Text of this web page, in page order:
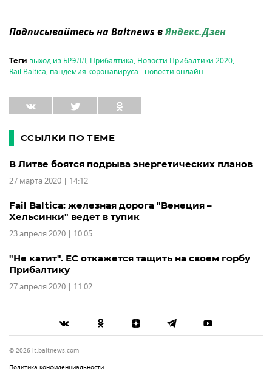
Подписывайтесь на Baltnews вЯндекс.Дзен
Теги выход из БРЭЛЛ, Прибалтика, Новости Прибалтики 2020,
Rail Baltica, пандемия коронавируса - новости онлайн
ССЫЛКИ ПО ТЕМЕ
В Литве боятся подрыва энергетических планов
27 марта 2020 | 14:12
Fail Baltica: железная дорога "Венеция –
Хельсинки" ведет в тупик
23 апреля 2020 | 10:05
"Не катит". ЕС откажется тащить на своем горбу
Прибалтику
27 апреля 2020 | 11:02
© 2026 lt.baltnews.com